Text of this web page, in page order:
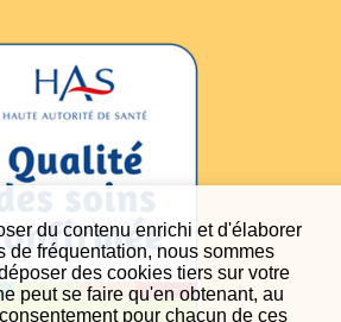
du contenu enrichi et d'élaborer
de fréquentation, nous sommes
des cookies tiers sur votre
peut se faire qu'en obtenant, au
pour chacun de ces